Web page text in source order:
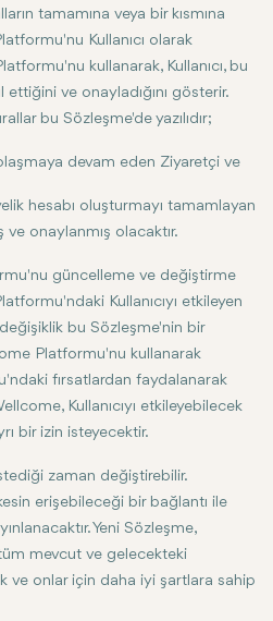
tamamına veya bir kısmına
Kullanıcı olarak
kullanarak, Kullanıcı, bu
ve onayladığını gösterir.
bu Sözleşme'de yazılıdır;
devam eden Ziyaretçi ve
hesabı oluşturmayı tamamlayan
onaylanmış olacaktır.
güncelleme ve değiştirme
Kullanıcıyı etkileyen
bu Sözleşme'nin bir
Platformu'nu kullanarak
fırsatlardan faydalanarak
Kullanıcıyı etkileyebilecek
bir izin isteyecektir.
zaman değiştirebilir.
erişebileceği bir bağlantı ile
Yeni Sözleşme,
mevcut ve gelecekteki
ve onlar için daha iyi şartlara sahip